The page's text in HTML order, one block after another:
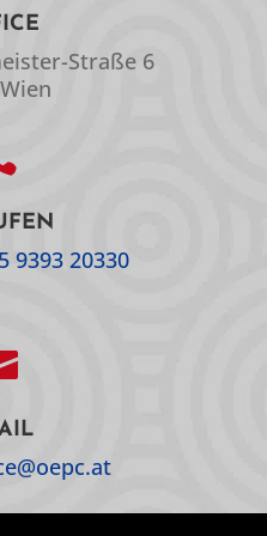
Straße 6
9393 20330